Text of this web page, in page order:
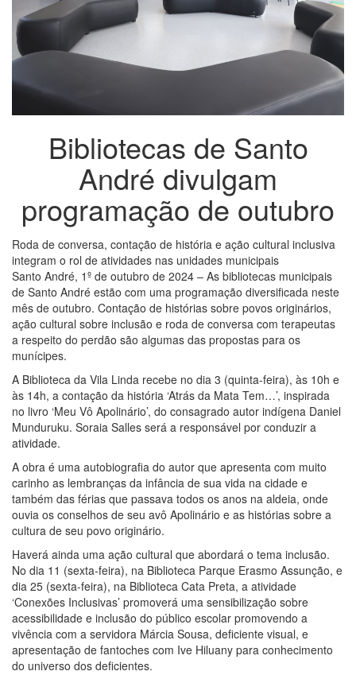
Bibliotecas de Santo
André divulgam
programação de outubro
Roda de conversa, contação de história e ação cultural inclusiva
integram o rol de atividades nas unidades municipais
Santo André, 1º de outubro de 2024 – As bibliotecas municipais
de Santo André estão com uma programação diversificada neste
mês de outubro. Contação de histórias sobre povos originários,
ação cultural sobre inclusão e roda de conversa com terapeutas
a respeito do perdão são algumas das propostas para os
munícipes.
A Biblioteca da Vila Linda recebe no dia 3 (quinta-feira), às 10h e
às 14h, a contação da história ‘Atrás da Mata Tem…’, inspirada
no livro ‘Meu Vô Apolinário’, do consagrado autor indígena Daniel
Munduruku. Soraia Salles será a responsável por conduzir a
atividade.
A obra é uma autobiografia do autor que apresenta com muito
carinho as lembranças da infância de sua vida na cidade e
também das férias que passava todos os anos na aldeia, onde
ouvia os conselhos de seu avô Apolinário e as histórias sobre a
cultura de seu povo originário.
Haverá ainda uma ação cultural que abordará o tema inclusão.
No dia 11 (sexta-feira), na Biblioteca Parque Erasmo Assunção, e
dia 25 (sexta-feira), na Biblioteca Cata Preta, a atividade
‘Conexões Inclusivas’ promoverá uma sensibilização sobre
acessibilidade e inclusão do público escolar promovendo a
vivência com a servidora Márcia Sousa, deficiente visual, e
apresentação de fantoches com Ive Hiluany para conhecimento
do universo dos deficientes.